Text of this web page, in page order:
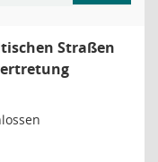
Straßen